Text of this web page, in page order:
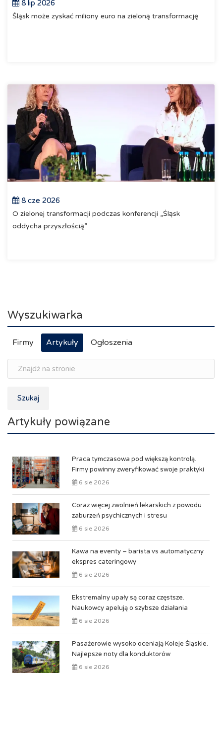
8 lip 2026
Śląsk może zyskać miliony euro na zieloną transformację
8 cze 2026
O zielonej transformacji podczas konferencji „Śląsk
oddycha przyszłością”
Wyszukiwarka
Firmy Artykuły Ogłoszenia
Szukaj
Artykuły powiązane
Praca tymczasowa pod większą kontrolą.
Firmy powinny zweryfikować swoje praktyki
6 sie 2026
Coraz więcej zwolnień lekarskich z powodu
zaburzeń psychicznych i stresu
6 sie 2026
Kawa na eventy – barista vs automatyczny
ekspres cateringowy
6 sie 2026
Ekstremalny upały są coraz częstsze.
Naukowcy apelują o szybsze działania
6 sie 2026
Pasażerowie wysoko oceniają Koleje Śląskie.
Najlepsze noty dla konduktorów
6 sie 2026